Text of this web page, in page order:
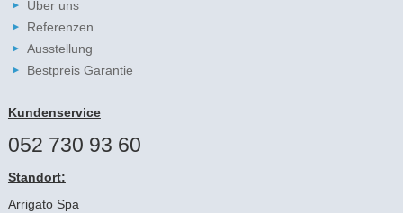
Über uns
Referenzen
Ausstellung
Bestpreis Garantie
Kundenservice
052 730 93 60
Standort:
Arrigato Spa